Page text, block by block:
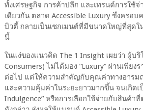
ทั้งเศรษฐกิจ การค้าปลีก และเทรนด์การใช้
เดียวกัน ตลาด Accessible Luxury ซึ่งครอ
บิวตี้ กลายเป็นเซกเมนต์ที่มีขนาดใหญ่ที่สุด
นี้
ในแง่ของแนวคิด The 1 Insight เผยว่า ผู้บ
Consumers) ไม่ได้มอง “Luxury” ผ่านเพีย
ต่อไป แต่ให้ความสำคัญกับคุณค่าทางอารม
และความคุ้มค่าในระยะยาวมากขึ้น จนเกิด
Indulgence” หรือการเลือกใช้จ่ายกับสินค้า